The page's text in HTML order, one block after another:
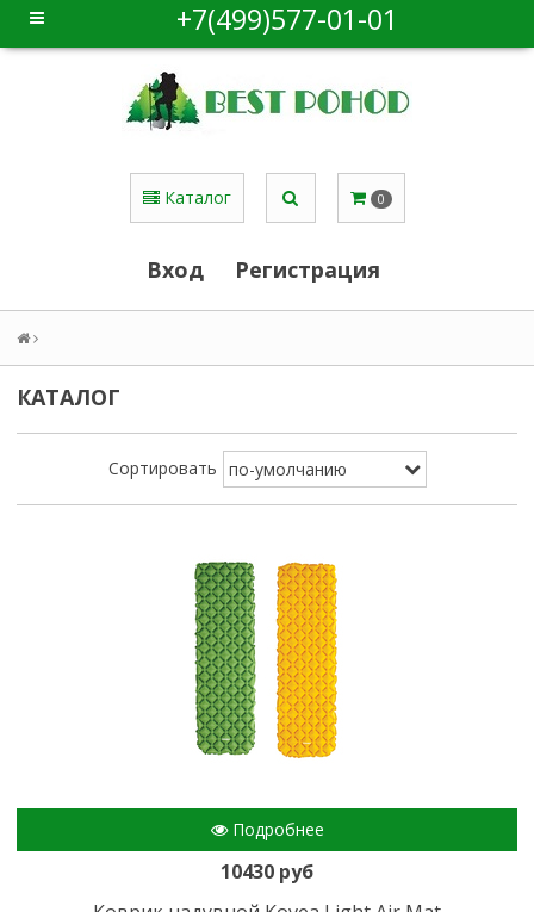
+7(499)577-01-01
Каталог 0
Вход Регистрация
КАТАЛОГ
Сортировать
Подробнее
10430 руб